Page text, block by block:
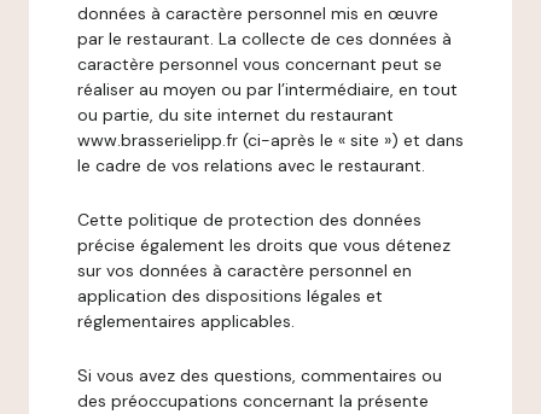
données à caractère personnel mis en œuvre
par le restaurant. La collecte de ces données à
caractère personnel vous concernant peut se
réaliser au moyen ou par l’intermédiaire, en tout
ou partie, du site internet du restaurant
www.brasserielipp.fr (ci-après le « site ») et dans
le cadre de vos relations avec le restaurant.
Cette politique de protection des données
précise également les droits que vous détenez
sur vos données à caractère personnel en
application des dispositions légales et
réglementaires applicables.
Si vous avez des questions, commentaires ou
des préoccupations concernant la présente